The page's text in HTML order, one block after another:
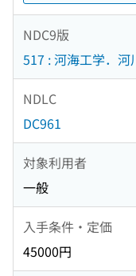
NDC9版
517 : 河海工学．河
NDLC
DC961
対象利用者
一般
入手条件・定価
45000円